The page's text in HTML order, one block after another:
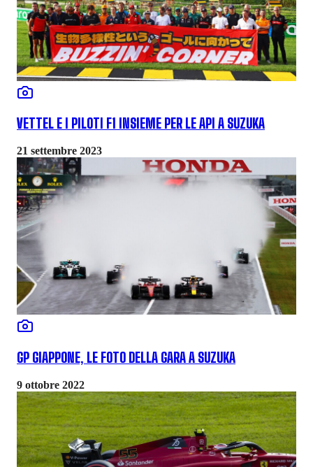
VETTEL E I PILOTI F1 INSIEME PER LE API A SUZUKA
21 settembre 2023
GP GIAPPONE, LE FOTO DELLA GARA A SUZUKA
9 ottobre 2022